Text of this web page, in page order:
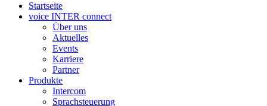
Startseite
voice INTER connect
Über uns
Aktuelles
Events
Karriere
Partner
Produkte
Intercom
Sprachsteuerung